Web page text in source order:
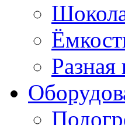
Разная